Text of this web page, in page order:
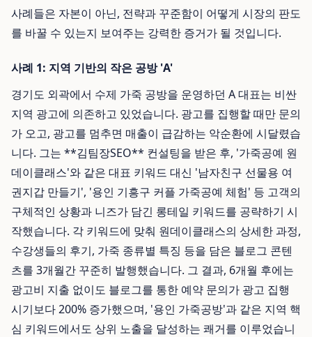
사례들은 자본이 아닌, 전략과 꾸준함이 어떻게 시장의 판도
를 바꿀 수 있는지 보여주는 강력한 증거가 될 것입니다.
사례 1: 지역 기반의 작은 공방 'A'
경기도 외곽에서 수제 가죽 공방을 운영하던 A 대표는 비싼
지역 광고에 의존하고 있었습니다. 광고를 집행할 때만 문의
가 오고, 광고를 멈추면 매출이 급감하는 악순환에 시달렸습
니다. 그는 **김팀장SEO** 컨설팅을 받은 후, '가죽공예 원
데이클래스'와 같은 대표 키워드 대신 '남자친구 선물용 여
권지갑 만들기', '용인 기흥구 커플 가죽공예 체험' 등 고객의
구체적인 상황과 니즈가 담긴 롱테일 키워드를 공략하기 시
작했습니다. 각 키워드에 맞춰 원데이클래스의 상세한 과정,
수강생들의 후기, 가죽 종류별 특징 등을 담은 블로그 콘텐
츠를 3개월간 꾸준히 발행했습니다. 그 결과, 6개월 후에는
광고비 지출 없이도 블로그를 통한 예약 문의가 광고 집행
시기보다 200% 증가했으며, '용인 가죽공방'과 같은 지역 핵
심 키워드에서도 상위 노출을 달성하는 쾌거를 이루었습니